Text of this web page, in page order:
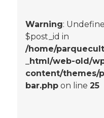
Warning:
$post_id in
/home/
_html/web-old/
content/themes/
bar.php on line25